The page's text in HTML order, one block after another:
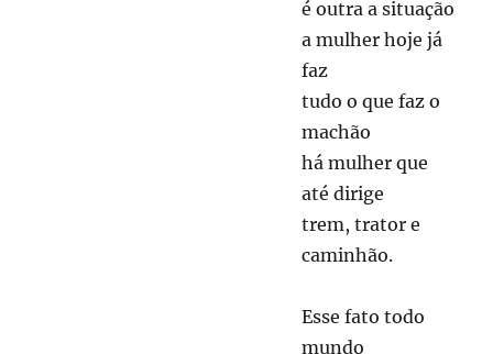
é outra a situação
a mulher hoje já
faz
tudo o que faz o
machão
há mulher que
até dirige
trem, trator e
caminhão.
Esse fato todo
mundo